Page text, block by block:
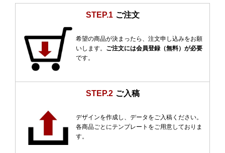
STEP.1 ご注文
希望の商品が決まったら、注文申し込みをお願
いします。 ご注文には会員登録（無料）が必要
です。
STEP.2 ご入稿
デザインを作成し、データをご入稿ください。
各商品ごとにテンプレートをご用意しておりま
す。